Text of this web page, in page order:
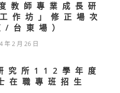
教師專業成長研
作坊」修正場次
/台東場）
年 2 月 26 日
究所112學年度
在職專班招生